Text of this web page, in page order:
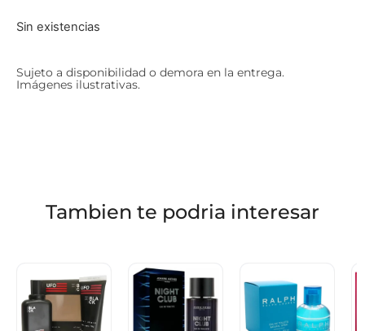
Sin existencias
Sujeto a disponibilidad o demora en la entrega.
Imágenes ilustrativas.
Tambien te podria interesar